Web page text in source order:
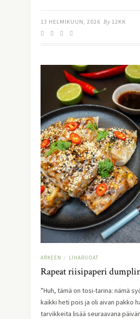
13 HELMIKUUN, 2026 By 12KK
ARKEEN / LIHARUOAT
Rapeat riisipaperi
”Huh, tämä on tosi-tarina: nämä
kaikki heti pois ja oli aivan pakko
tarvikkeita lisää seuraavana